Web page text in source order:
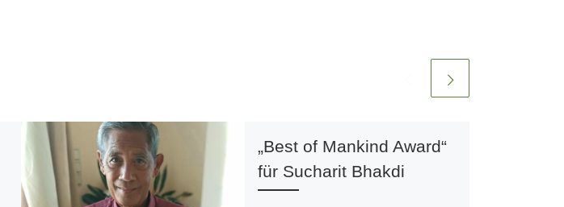
„Best of Mankind Award“
für Sucharit Bhakdi